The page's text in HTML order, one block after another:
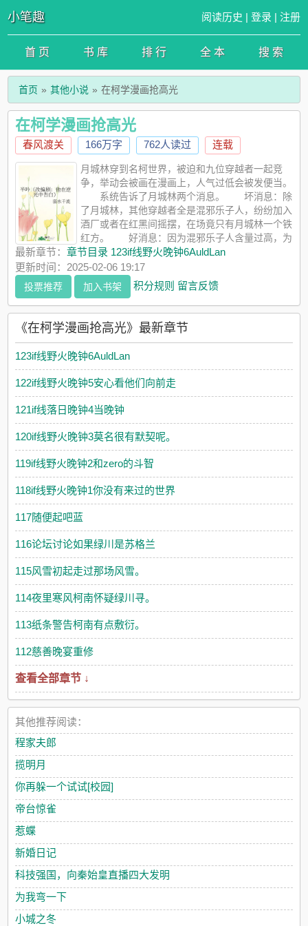
小笔趣 阅读历史 | 登录 | 注册
首 页 书 库 排 行 全 本 搜 索
首页 其他小说 在柯学漫画抢高光
在柯学漫画抢高光
春风渡关 166万字 762人读过 连载
月城林穿到名柯世界，被迫和九位穿越者一起竞
争，举动会被画在漫画上，人气过低会被发便当。
系统告诉了月城林两个消息。 坏消息：除
了月城林，其他穿越者全是混邪乐子人，纷纷加入
酒厂或者在红黑间摇摆，在场竟只有月城林一个铁
红方。 好消息：因为混邪乐子人含量过高，为
了阵营平衡，系统给月城林单开一个金手指——伪造了一个百度
百科人物介绍。 月城林：？？这金手指有什么用？ 系
统：为了剧情悬念，挑选的这批穿越者都没有看完柯南全部内容
哦，大家都是百度百科党哦。伪装成原作人物降低他们的警惕心
吧！ 月城林懂了。 从此过上了和穿越者们斗智斗勇抢高
光的日子。 作为童年党，月城林是红方全员推，为了保
护原作人物们的身心健康操碎了心。 他积极配合穿越者们的
一把抢过临终接线员松田同志的电话，对着电话悲恸大喊“不要
死，我会救你的！” 正要假死的穿越者a：临终接线员换人
了？？ 和在红方卧底的真酒成为挚友，上演一场场“挚友竟是
敌对阵营，相逢对面不相识”的虐心情节。 走相爱相杀路线的
真酒穿越者b：我原本准备和波本搭戏来着？？ 月城林：保
护我方原作人物！他们真的经不起虐了啊——刀子就让我一个人
吃吧！ 系统：你tm是个人才 和人均戏精的穿越者们
对戏久了，月城林不小心真把自己演成了白月光。 穿越者
a：不想再让月城为我伤心了。 穿越者b：月城林能攻略吗？
我和我的三个马甲都想攻略他。 穿越者c：虽然我是一瓶酒，
信别人了，总会被不怀好意的人欺骗 月城林：……
惨本惨吧，挚友总是死在他面前】 【旧友重逢变敌人，刀死
们伤心啊崽qaq】 【月城老倒霉蛋了，为了救朋友出生入死，
受了多少伤，结果朋友们全是在演他】 【这个谁现在后悔
了，当初欺骗月城的时候怎么心安理得】 其实也在演的月城
林：…… 人人都是马甲戏精套路王，而月城林点亮了撕马甲
和反套路技能。 备注： 1主角月城林（林月城，蓝），
铁红 2he，友情线描写较多 3酒厂的混邪人势力前所未有
的壮大了 4警校组救济 5月城林——抢戏小能手，撕马甲
一级选手，擅长剥洋葱精，刀片回收大师 【推推作者的预
收】 《在柯学漫画改剧本》 丹羽唯穿越到名柯世界，得
到了自己的任务：活下去。 他不用费心费力抢高光、写剧
本、开马甲，因为在他之前，已经有好几个穿越者来做过任务
了，写过好几个剧本，他继续用就行。 但是首先得活下来
——前几个穿越者已经都死回家了。 丹羽唯：我凭什么配
合？ 系统：多活一天，给三千块。 丹羽唯：干了！
———— 丹羽唯看着穿越者前辈们给自己留下的剧本，开始
窒息。 剧本一号： 他是组织实验体，患有抑郁症、精神
分裂、幽闭恐惧症和严重的ptsd。 每天晚上都要蜷缩着入
睡，听到雷声会惊恐发作，看见血会落泪。 一号穿越者死于
一场奇怪的枪杀案。 剧本二号： 基础设定沿用一号
剧本，并加入红黑阵营设定。 他被药物控制无法反抗酒厂，
被迫卧底到红方，内心一直向往光明，但却永远无法真正站在阳
光之下。 二号穿越者死于一场奇怪的投毒案。 剧本三
号： 基础设定沿用二号剧本，并做出补充修订。 他给自
己开了马甲，要做酒厂最黑的酒，干最疯批的事。 三号穿越
者死因最正常，第一次做杀人任务，不幸被反杀。 丹羽唯：
…… 我觉得前辈们死的是有理由的。这剧本叠的，还有活
最新章节：章节目录 123if线野火晚钟6AuldLan
更新时间：2025-02-06 19:17
投票推荐 加入书架 积分规则 留言反馈
《在柯学漫画抢高光》最新章节
123if线野火晚钟6AuldLan
122if线野火晚钟5安心看他们向前走
121if线落日晚钟4当晚钟
120if线野火晚钟3莫名很有默契呢。
119if线野火晚钟2和zero的斗智
118if线野火晚钟1你没有来过的世界
117随便起吧蓝
116论坛讨论如果绿川是苏格兰
115风雪初起走过那场风雪。
114夜里寒风柯南怀疑绿川寻。
113纸条警告柯南有点敷衍。
112慈善晚宴重修
查看全部章节 ↓
其他推荐阅读：
程家夫郎
揽明月
你再躲一个试试[校园]
帝台惊雀
惹蝶
新婚日记
科技强国，向秦始皇直播四大发明
为我弯一下
小城之冬